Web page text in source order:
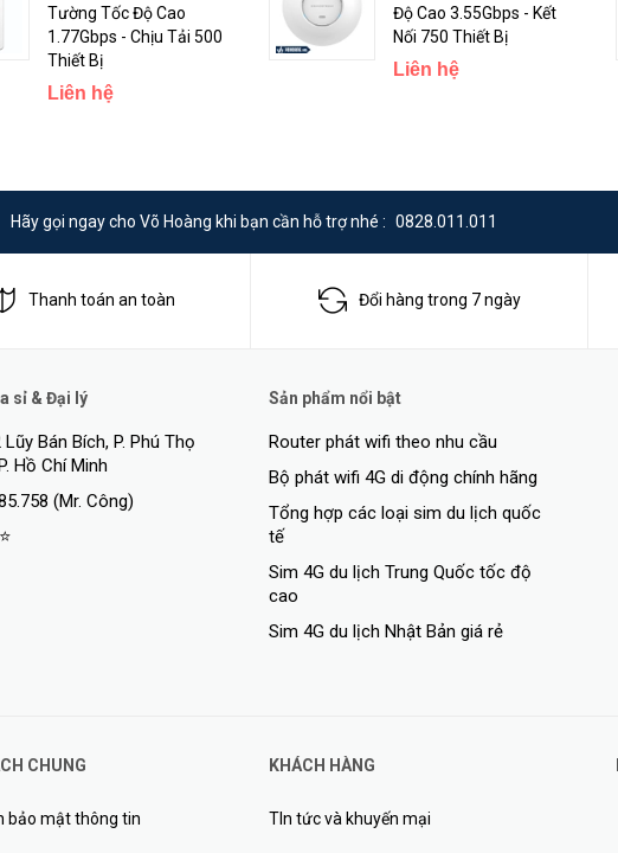
của họ, thuận tiện cho bạn quản lý hệ thống thông qua Ruijie Cloud APP,
Tường Tốc Độ Cao
1.77Gbps - Chịu Tải 500
Thiết Bị
Liên hệ
Độ Cao 3.55Gbps - Kết
Nối 750 Thiết Bị
Liên hệ
Hãy gọi ngay cho Võ Hoàng khi bạn cần hỗ trợ nhé : 0828.011.011
Thanh toán an toàn Đổi hàng trong 7 ngày
sỉ & Đại lý
Bán Bích, P. Phú Thọ
Hồ Chí Minh
(Mr. Công)
Sản phẩm nổi bật
Router phát wifi theo nhu cầu
Bộ phát wifi 4G di động chính hãng
Tổng hợp các loại sim du lịch quốc
tế
Sim 4G du lịch Trung Quốc tốc độ
cao
Sim 4G du lịch Nhật Bản giá rẻ
CHUNG
bảo mật thông tin
KHÁCH HÀNG
TIn tức và khuyến mại